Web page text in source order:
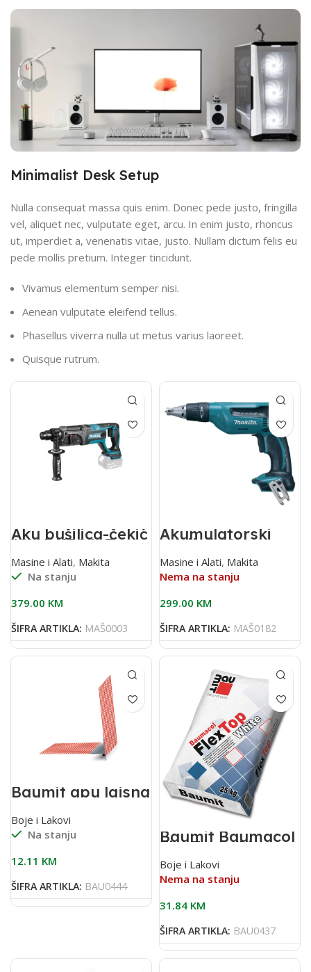
Minimalist Desk Setup
Nulla consequat massa quis enim. Donec pede justo, fringilla
vel, aliquet nec, vulputate eget, arcu. In enim justo, rhoncus
ut, imperdiet a, venenatis vitae, justo. Nullam dictum felis eu
pede mollis pretium. Integer tincidunt.
Vivamus elementum semper nisi.
Aenean vulputate eleifend tellus.
Phasellus viverra nulla ut metus varius laoreet.
Quisque rutrum.
Aku bušilica-čekić
18V DHR241Z
Masine i Alati, Makita
Na stanju
379.00 KM
ŠIFRA ARTIKLA: MAŠ0003
Akumulatorski
odvijač 18V
DFS451Z
Masine i Alati, Makita
Nema na stanju
299.00 KM
ŠIFRA ARTIKLA: MAŠ0182
Baumit apu lajsna
2,40 m sa
mrežicom(pak 25
kom)
Boje i Lakovi
Na stanju
12.11 KM
ŠIFRA ARTIKLA: BAU0444
Baumit Baumacol
FlexTop White
25kg bijelo
flex.ljepilo za
keramiku
Boje i Lakovi
Nema na stanju
31.84 KM
ŠIFRA ARTIKLA: BAU0437